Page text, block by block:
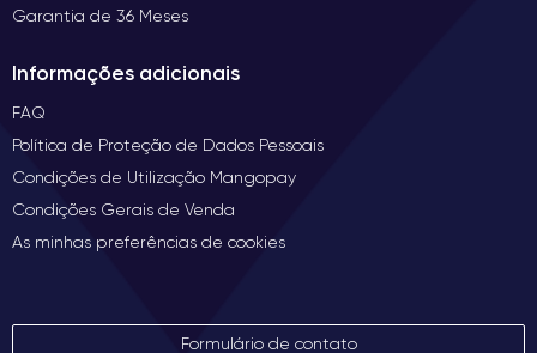
Garantia de 36 Meses
Informações adicionais
FAQ
Política de Proteção de Dados Pessoais
Condições de Utilização Mangopay
Condições Gerais de Venda
As minhas preferências de cookies
Formulário de contato